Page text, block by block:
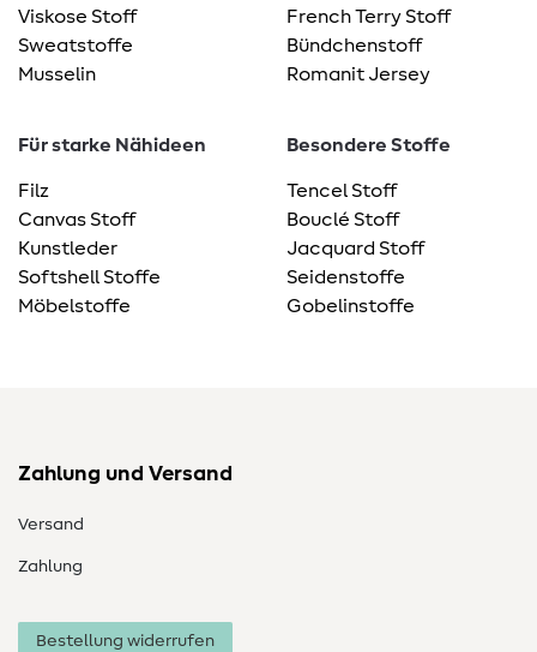
Viskose Stoff
Sweatstoffe
Musselin
French Terry Stoff
Bündchenstoff
Romanit Jersey
Für starke Nähideen
Filz
Canvas Stoff
Kunstleder
Softshell Stoffe
Möbelstoffe
Besondere Stoffe
Tencel Stoff
Bouclé Stoff
Jacquard Stoff
Seidenstoffe
Gobelinstoffe
Zahlung und Versand
Versand
Zahlung
Bestellung widerrufen